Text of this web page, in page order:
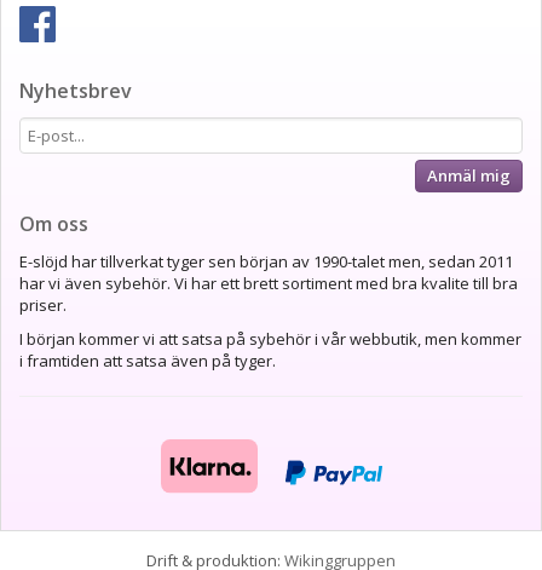
Nyhetsbrev
Anmäl mig
Om oss
E-slöjd har tillverkat tyger sen början av 1990-talet men, sedan 2011
har vi även sybehör. Vi har ett brett sortiment med bra kvalite till bra
priser.
I början kommer vi att satsa på sybehör i vår webbutik, men kommer
i framtiden att satsa även på tyger.
Drift & produktion: Wikinggruppen